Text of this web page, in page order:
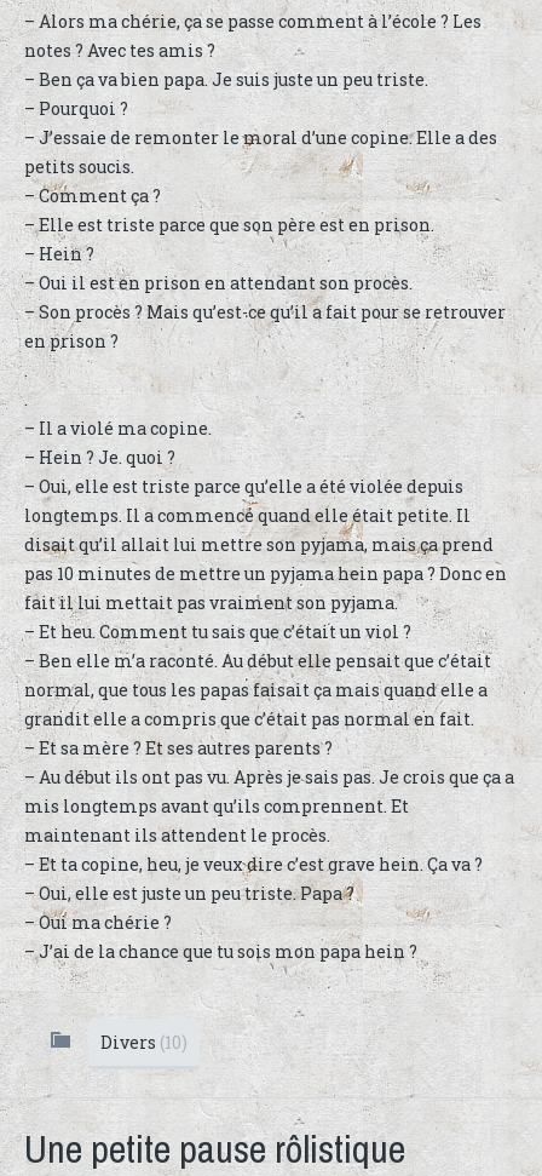
– Alors ma chérie, ça se passe comment à l’école ? Les
notes ? Avec tes amis ?
– Ben ça va bien papa. Je suis juste un peu triste.
– Pourquoi ?
– J’essaie de remonter le moral d’une copine. Elle a des
petits soucis.
– Comment ça ?
– Elle est triste parce que son père est en prison.
– Hein ?
– Oui il est en prison en attendant son procès.
– Son procès ? Mais qu’est-ce qu’il a fait pour se retrouver
en prison ?
.
.
– Il a violé ma copine.
– Hein ? Je. quoi ?
– Oui, elle est triste parce qu’elle a été violée depuis
longtemps. Il a commencé quand elle était petite. Il
disait qu’il allait lui mettre son pyjama, mais ça prend
pas 10 minutes de mettre un pyjama hein papa ? Donc en
fait il lui mettait pas vraiment son pyjama.
– Et heu. Comment tu sais que c’était un viol ?
– Ben elle m’a raconté. Au début elle pensait que c’était
normal, que tous les papas faisait ça mais quand elle a
grandit elle a compris que c’était pas normal en fait.
– Et sa mère ? Et ses autres parents ?
– Au début ils ont pas vu. Après je sais pas. Je crois que ça a
mis longtemps avant qu’ils comprennent. Et
maintenant ils attendent le procès.
– Et ta copine, heu, je veux dire c’est grave hein. Ça va ?
– Oui, elle est juste un peu triste. Papa ?
– Oui ma chérie ?
– J’ai de la chance que tu sois mon papa hein ?
Divers (10)
Une petite pause rôlistique